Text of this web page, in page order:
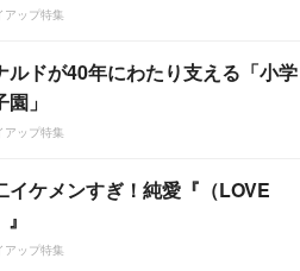
アップ特集
ルドが40年にわたり支える「小学
」
アップ特集
イケメンすぎ！純愛『（LOVE
アップ特集